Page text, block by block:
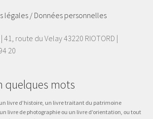
légales / Données personnelles
41, route du Velay 43220 RIOTORD |
20
quelques mots
livre d’histoire, un livre traitant du patrimoine
livre de photographie ou un livre d’orientation, ou tout